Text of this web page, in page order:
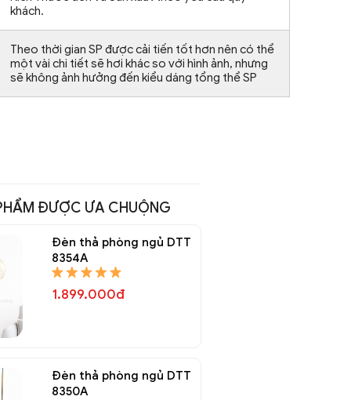
khách.
Theo thời gian SP được cải tiến tốt hơn nên có thể
một vài chi tiết sẽ hơi khác so với hình ảnh, nhưng
sẽ không ảnh hưởng đến kiểu dáng tổng thể SP
ĐƯỢC ƯA CHUỘNG
Đèn thả phòng ngủ DTT
8354A
1.899.000đ
Đèn thả phòng ngủ DTT
8350A